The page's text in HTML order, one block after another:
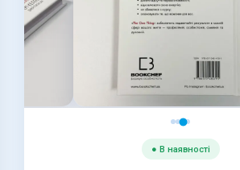
● В наявності